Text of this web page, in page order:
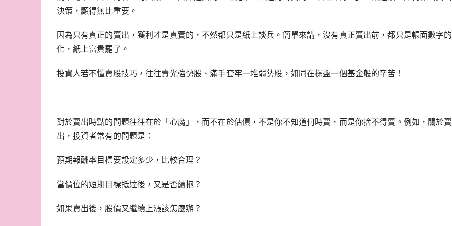
決策，顯得無比重要。
因為只有真正的賣出，獲利才是真實的，不然都只是紙上談兵。簡單來講，沒有真正賣出前，都只是帳面數字
化，紙上富貴罷了。
投資人若不懂賣股技巧，往往賣光強勢股、滿手套牢一堆弱勢股，如同在操盤一個基金般的辛苦！
對於賣出時點的問題往往在於「心魔」，而不在於估價，不是你不知道何時賣，而是你捨不得賣。例如，關於賣
出，投資者常有的問題是：
預期報酬率目標要設定多少，比較合理？
當價位的短期目標抵達後，又是否續抱？
如果賣出後，股價又繼續上漲該怎麼辦？